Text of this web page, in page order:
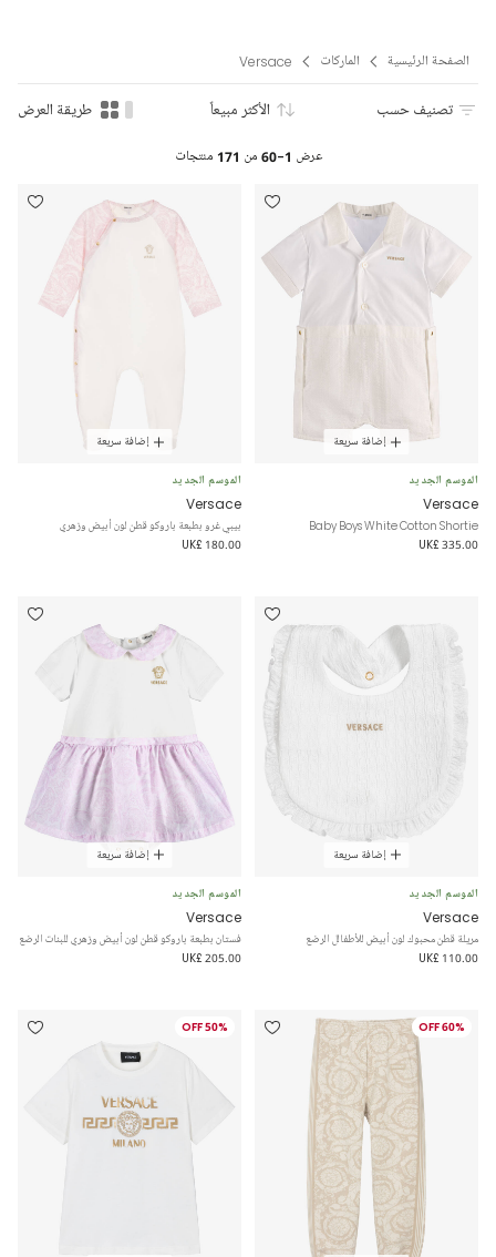
الصفحة الرئيسية الماركات Versace
تصنيف حسب الأكثر مبيعاً طريقة العرض
عرض 1-60 من 171 منتجات
إضافة سريعة
الموسم الجديد
Versace
Baby Boys White Cotton Shortie
UK£ 335.00
إضافة سريعة
الموسم الجديد
Versace
بيبي غرو بطبعة باروكو قطن لون أبيض وزهري
UK£ 180.00
إضافة سريعة
الموسم الجديد
Versace
مريلة قطن محبوك لون أبيض للأطفالل الرضع
UK£ 110.00
إضافة سريعة
الموسم الجديد
Versace
فستان بطبعة باروكو قطن لون أبيض وزهري للبنات الرضع
UK£ 205.00
60% OFF
50% OFF